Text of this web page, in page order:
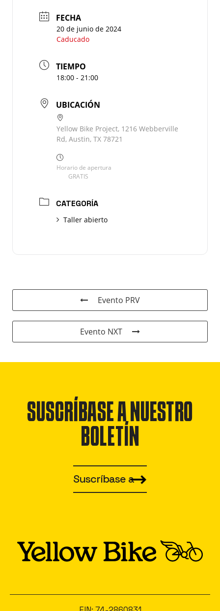
FECHA
20 de junio de 2024
Caducado
TIEMPO
18:00 - 21:00
UBICACIÓN
Yellow Bike Project, 1216 Webberville
Rd, Austin, TX 78721
Horario de apertura
GRATIS
CATEGORÍA
Taller abierto
Evento PRV
Evento NXT
SUSCRÍBASE A NUESTRO
BOLETÍN
Suscríbase a